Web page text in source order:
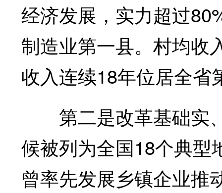
经济发展，实力超过
制造业第一县。村均收
收入连续18年位居全省
第二是改革基础实
候被列为全国18个典型
曾率先发展乡镇企业推